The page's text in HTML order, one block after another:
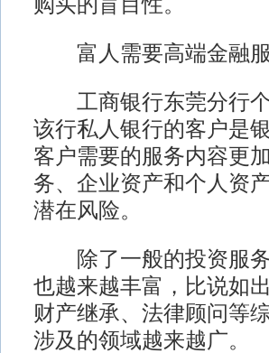
富人需要高端金融
工商银行东莞分行个
该行私人银行的客户是
客户需要的服务内容更
务、企业资产和个人资
潜在风险。
除了一般的投资服务
也越来越丰富，比说如
财产继承、法律顾问等
涉及的领域越来越广。